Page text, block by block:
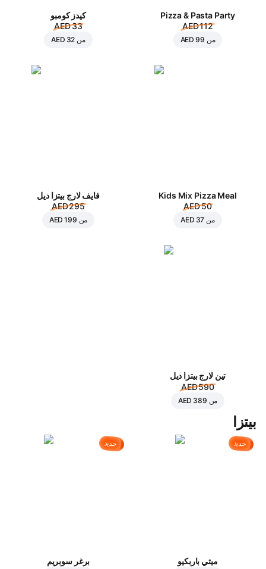
Pizza & Pasta Party
AED 112
من AED 99
كيدز كومبو
AED 33
من AED 32
Kids Mix Pizza Meal
AED 50
من AED 37
فايف لارج بيتزا ديل
AED 295
من AED 199
تين لارج بيتزا ديل
AED 590
من AED 389
بيتزا
جديد
ميتي باربكيو
جديد
برغر سوبريم